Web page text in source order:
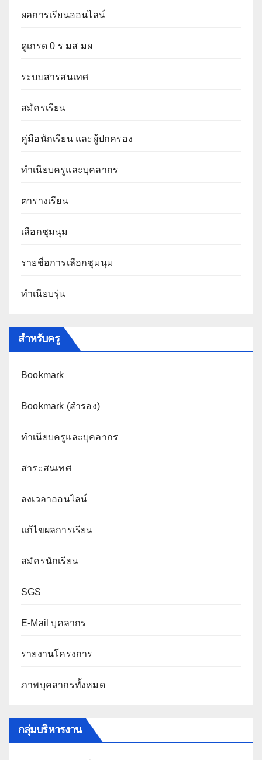
ผลการเรียนออนไลน์
ดูเกรด 0 ร มส มผ
ระบบสารสนเทศ
สมัครเรียน
คู่มือนักเรียน และผู้ปกครอง
ทำเนียบครูและบุคลากร
ตารางเรียน
เลือกชุมนุม
รายชื่อการเลือกชุมนุม
ทำเนียบรุ่น
สำหรับครู
Bookmark
Bookmark (สำรอง)
ทำเนียบครูและบุคลากร
สาระสนเทศ
ลงเวลาออนไลน์
แก้ไขผลการเรียน
สมัครนักเรียน
SGS
E-Mail บุคลากร
รายงานโครงการ
ภาพบุคลากรทั้งหมด
กลุ่มบริหารงาน